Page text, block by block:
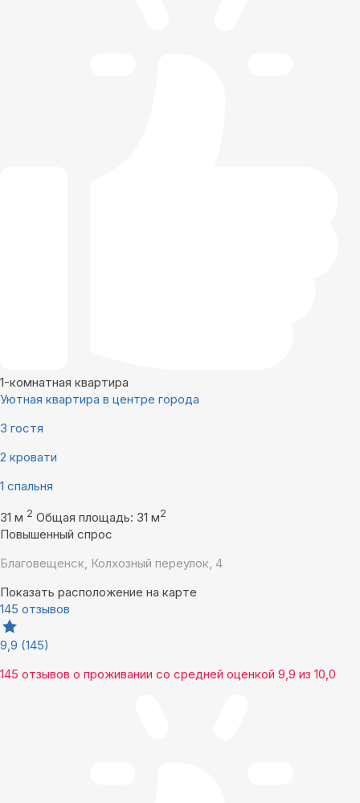
1-комнатная квартира
Уютная квартира в центре города
3 гостя
2 кровати
1 спальня
31 м 2 Общая площадь: 31 м2
Повышенный спрос
Благовещенск, Колхозный переулок, 4
Показать расположение на карте
145 отзывов
9,9 (145)
145 отзывов о проживании со средней оценкой 9,9 из 10,0